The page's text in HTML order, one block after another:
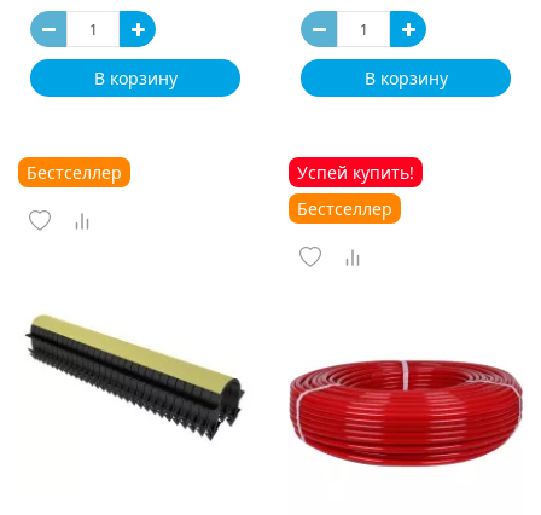
В корзину В корзину
Бестселлер
Успей купить!
Бестселлер